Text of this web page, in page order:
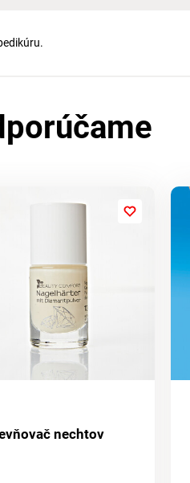
nechtov